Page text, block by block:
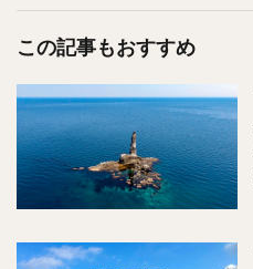
この記事もおすすめ